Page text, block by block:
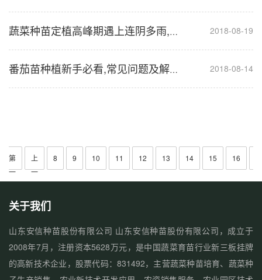
蔬菜种苗定植高峰期遇上连阴多雨,该如何应对？ 2018-08-19
番茄苗种植新手必看,常见问题及解决方法汇总 2018-08-14
第
一
上
一
8 9 10 11 12 13 14 15 16
关于我们
山东安信种苗股份有限公司 山东安信种苗股份有限公司，成立于
2008年7月，注册资本5628万元，是中国蔬菜育苗行业新三板挂牌
的高新技术企业，股票代码：831492，主营蔬菜种苗培育、蔬菜种